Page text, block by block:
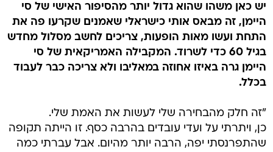
יש כאן משהו שהוא גדול יותר מהסיפור האישי של סי
היימן, זה מבאס אותי כישראלי שאמנים שקרעו פה את
התחת ועשו מאות הופעות, צריכים לחשב מסלול מחדש
בגיל 60 כדי לשרוד. המקבילה האמריקאית של סי
היימן גרה באיזו אחוזה במאליבו ולא צריכה כבר לעבוד
בכלל.
"זה חלק מהבחירה שלי לעשות את האמת שלי.
כן, ויתרתי על ועדי עובדים בהרבה כסף. זו הייתה תקופה
שהתפרנסתי יפה, הרבה יותר מהיום. אבל עברתי כמה